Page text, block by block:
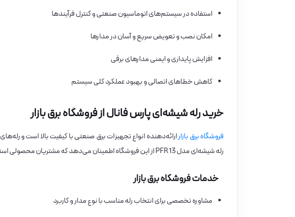
استفاده در سیستم‌های اتوماسیون صنعتی و کنترل فرآیندها
امکان نصب و تعویض سریع و آسان در مدارها
افزایش پایداری و ایمنی مدارهای برقی
کاهش خطاهای اتصالی و بهبود عملکرد کلی سیستم
خرید رله شیشه‌ای پارس فانال از فروشگاه برق بازار
فروشگاه برق بازارارائه‌دهنده انواع تجهیزات برق صنعتی با کیفیت بالا است و رله‌های
رله شیشه‌ای مدل PFR13 از این فروشگاه اطمینان می‌دهد که مشتریان محصولی استاندارد، مقاوم و مطمئن دریافت می‌کنند.
خدمات فروشگاه برق بازار
مشاوره تخصصی برای انتخاب رله مناسب با نوع مدار و کاربرد